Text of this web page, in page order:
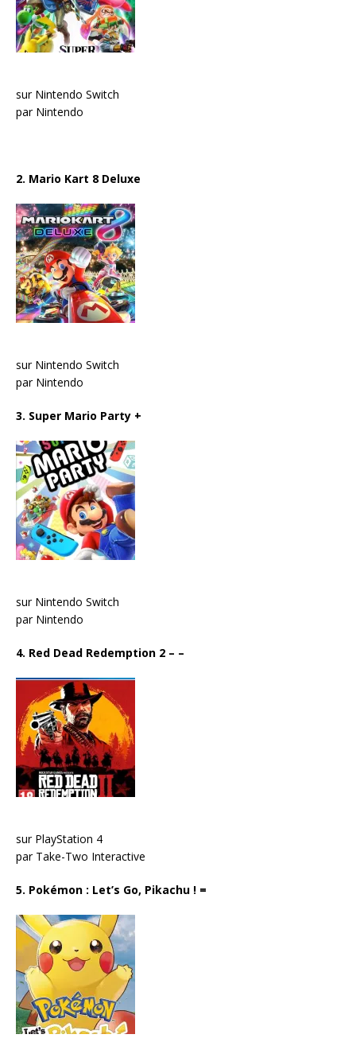
sur Nintendo Switch
par Nintendo
2. Mario Kart 8 Deluxe
sur Nintendo Switch
par Nintendo
3. Super Mario Party +
sur Nintendo Switch
par Nintendo
4. Red Dead Redemption 2 – –
sur PlayStation 4
par Take-Two Interactive
5. Pokémon : Let’s Go, Pikachu ! =